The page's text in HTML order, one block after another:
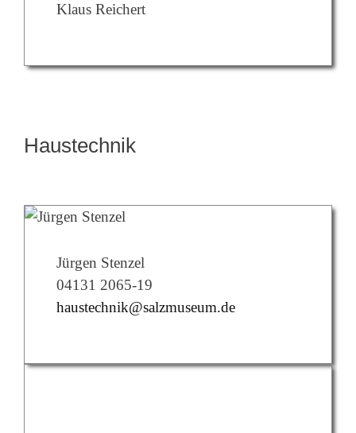
Klaus Reichert
Haustechnik
Jürgen Stenzel
04131 2065-19
haustechnik@salzmuseum.de